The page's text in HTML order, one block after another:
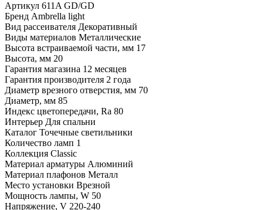
Артикул 611A GD/GD
Бренд Ambrella light
Вид рассеивателя Декоративный
Виды материалов Металлические
Высота встраиваемой части, мм 17
Высота, мм 20
Гарантия магазина 12 месяцев
Гарантия производителя 2 года
Диаметр врезного отверстия, мм 70
Диаметр, мм 85
Индекс цветопередачи, Ra 80
Интерьер Для спальни
Каталог Точечные светильники
Количество ламп 1
Коллекция Classic
Материал арматуры Алюминий
Материал плафонов Металл
Место установки Врезной
Мощность лампы, W 50
Напряжение, V 220-240